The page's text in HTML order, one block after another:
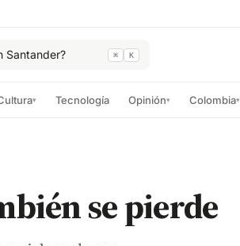
Santander? ⌘ K
▾ Tecnología Opinión▾ Colombia▾
se pierde